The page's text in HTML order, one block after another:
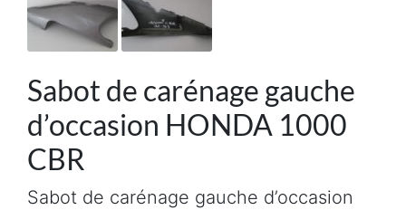
Sabot de carénage gauche
d’occasion HONDA 1000
CBR
Sabot de carénage gauche d’occasion